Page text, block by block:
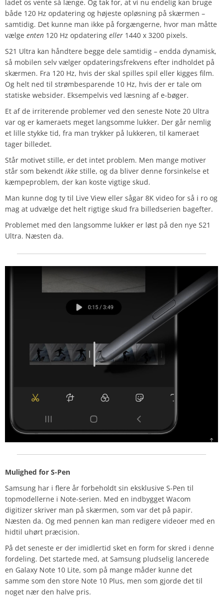
ladet os vente så længe. Og tak for, at vi nu endelig kan bruge
både 120 Hz opdatering og højeste opløsning på skærmen –
samtidig. Det kunne man ikke på forgængerne, hvor man måtte
vælge enten 120 Hz opdatering eller 1440 x 3200 pixels.
S21 Ultra kan håndtere begge dele samtidig – endda dynamisk,
så mobilen selv vælger opdateringsfrekvens efter indholdet på
skærmen. Fra 120 Hz, hvis der skal spilles spil eller kigges film.
Og helt ned til strømbesparende 10 Hz, hvis der er tale om
statiske websider. Eksempelvis ved læsning af e-bøger.
Et af de irriterende problemer ved den seneste Note 20 Ultra
var og er kameraets meget langsomme lukker. Der går nemlig
et lille stykke tid, fra man trykker på lukkeren, til kameraet
tager billedet.
Står motivet stille, er det intet problem. Men mange motiver
står som bekendt ikke stille, og da bliver denne forsinkelse et
kæmpeproblem, der kan koste vigtige skud.
Man kunne dog ty til Live View eller sågar 8K video for så i ro og
mag at udvælge det helt rigtige skud fra billedserien bagefter.
Problemet med den langsomme lukker er løst på den nye S21
Ultra. Næsten da.
Mulighed for S-Pen
Samsung har i flere år forbeholdt sin eksklusive S-Pen til
topmodellerne i Note-serien. Med en indbygget Wacom
digitizer skriver man på skærmen, som var det på papir.
Næsten da. Og med pennen kan man redigere videoer med en
hidtil uhørt præcision.
På det seneste er der imidlertid sket en form for skred i denne
fordeling. Det startede med, at Samsung pludselig lancerede
en Galaxy Note 10 Lite, som på mange måder kunne det
samme som den store Note 10 Plus, men som gjorde det til
noget nær den halve pris.